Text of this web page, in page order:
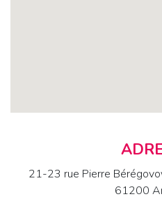
21-23 rue Pierre
61200